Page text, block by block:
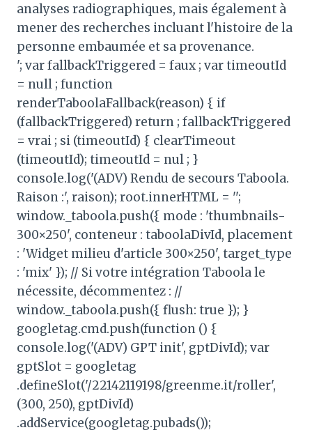
analyses radiographiques, mais également à
mener des recherches incluant l'histoire de la
personne embaumée et sa provenance.
'; var fallbackTriggered = faux ; var timeoutId
= null ; function
renderTaboolaFallback(reason) { if
(fallbackTriggered) return ; fallbackTriggered
= vrai ; si (timeoutId) { clearTimeout
(timeoutId); timeoutId = nul ; }
console.log('(ADV) Rendu de secours Taboola.
Raison :', raison); root.innerHTML = '';
window._taboola.push({ mode : 'thumbnails-
300×250', conteneur : taboolaDivId, placement
: 'Widget milieu d'article 300×250', target_type
: 'mix' }); // Si votre intégration Taboola le
nécessite, décommentez : //
window._taboola.push({ flush: true }); }
googletag.cmd.push(function () {
console.log('(ADV) GPT init', gptDivId); var
gptSlot = googletag
.defineSlot('/22142119198/greenme.it/roller',
(300, 250), gptDivId)
.addService(googletag.pubads());